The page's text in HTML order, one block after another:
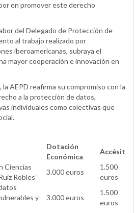
en promover este derecho
del Delegado de Protección de
al trabajo realizado por
iberoamericanas, subraya el
mayor cooperación e innovación en
AEPD reafirma su compromiso con la
a la protección de datos,
individuales como colectivas que
Dotación
Económica
Accésit
Ciencias
Robles’
3.000 euros
1.500
euros
y
3.000 euros
1.500
euros